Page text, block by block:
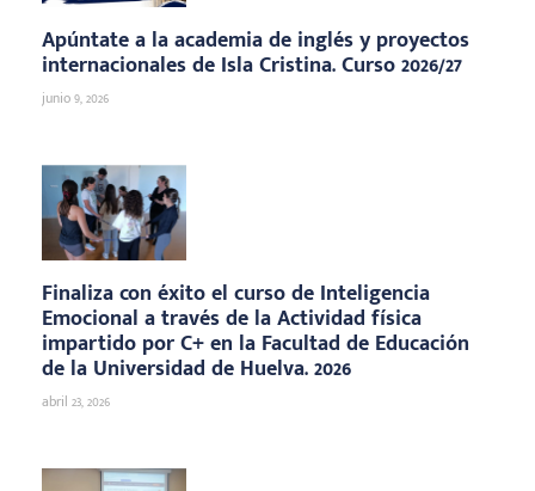
Apúntate a la academia de inglés y proyectos
internacionales de Isla Cristina. Curso 2026/27
junio 9, 2026
Finaliza con éxito el curso de Inteligencia
Emocional a través de la Actividad física
impartido por C+ en la Facultad de Educación
de la Universidad de Huelva. 2026
abril 23, 2026